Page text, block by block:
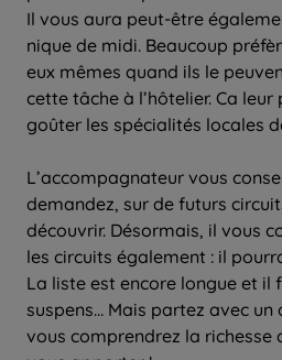
Il vous aura peut-être
nique de midi. Beaucoup
eux mêmes quand ils le
cette tâche à l’hôtelier. Ca
goûter les spécialités locales
L’accompagnateur vous
demandez, sur de futurs
découvrir. Désormais, il vous
les circuits également : il
La liste est encore longue et il
suspens… Mais partez avec
vous comprendrez la richesse